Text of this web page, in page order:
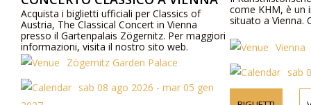
Acquista i biglietti ufficiali per Classics of
Austria, The Classical Concert in Vienna
presso il Gartenpalais Zögernitz. Per maggiori
informazioni, visita il nostro sito web.
Zögernitz Garden Palace
sab 08 ago 2026 - mar 05 gen
come KHM, è un
situato a Vienna.
Vienna
sab